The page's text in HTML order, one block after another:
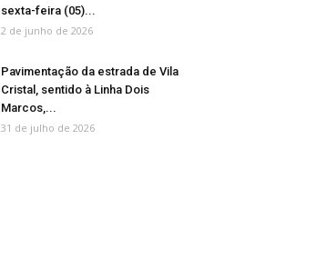
sexta-feira (05)...
2 de junho de 2026
Pavimentação da estrada de Vila
Cristal, sentido à Linha Dois
Marcos,...
31 de julho de 2026